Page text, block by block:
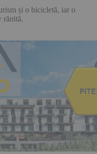
și o bicicletă, iar o
rănită.